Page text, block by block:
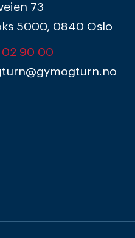
73
5000, 0840 Oslo
02 90 00